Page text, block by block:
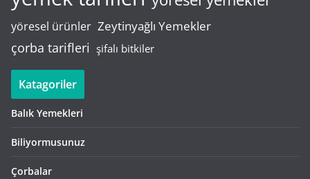
yöresel ürünler Zeytinyağlı Yemekler
çorba tarifleri şifalı bitkiler
Katagoriler
Balık Yemekleri
Biliyormusunuz
Çorbalar